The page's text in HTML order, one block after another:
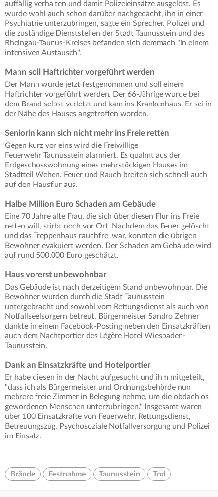
auffällig verhalten und damit Polizeieinsätze ausgelöst. Es
wurde wohl auch schon darüber nachgedacht, ihn in einer
Psychiatrie unterzubringen, sagte ein Sprecher. Polizei und
die zuständige Dienststellen der Stadt Taunusstein und des
Rheingau-Taunus-Kreises befanden sich demmach "in einem
intensiven Austausch".
Mann soll Haftrichter vorgeführt werden
Der Mann wurde jetzt festgenommen und soll einem
Haftrichter vorgeführt werden. Der 66-Jährige wurde bei
dem Brand selbst verletzt und kam ins Krankenhaus. Er sei in
der Nähe des Hauses angetroffen worden.
Seniorin kann sich nicht mehr ins Freie retten
Gegen kurz vor eins wird die Freiwillige
Feuerwehr Taunusstein alarmiert. Es qualmt aus der
Erdgeschosswohnung eines mehrstöckigen Hauses im
Stadtteil Wehen. Feuer und Rauch breiten sich schnell auch
auf den Hausflur aus.
Halbe Million Euro Schaden am Gebäude
Eine 70 Jahre alte Frau, die sich über diesen Flur ins Freie
retten will, stirbt noch vor Ort. Nachdem das Feuer gelöscht
und das Treppenhaus rauchfrei war, konnten die übrigen
Bewohner evakuiert werden. Der Schaden am Gebäude wird
auf rund 500.000 Euro geschätzt.
Haus vorerst unbewohnbar
Das Gebäude ist nach derzeitigem Stand unbewohnbar. Die
Bewohner wurden durch die Stadt Taunusstein
untergebracht und sowohl vom Rettungsdienst als auch von
Notfallseelsorgern betreut. Bürgermeister Sandro Zehner
dankte in einem Facebook-Posting neben den Einsatzkräften
auch dem Nachtportier des Légère Hotel Wiesbaden-
Taunusstein.
Dank an Einsatzkräfte und Hotelportier
Er habe diesen in der Nacht aufgesucht und ihm mitgeteilt,
"dass ich als Bürgermeister und Ordnungsbehörde nun
mehrere freie Zimmer in Belegung nehme, um die obdachlos
gewordenen Menschen unterzubringen." Insgesamt waren
über 100 Einsatzkräfte von Feuerwehr, Rettungsdienst,
Betreuungszug, Psychosoziale Notfallversorgung und Polizei
im Einsatz.
Brände Festnahme Taunusstein Tod